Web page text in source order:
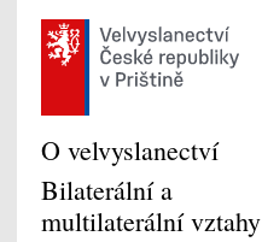
O velvyslanectví
Bilaterální a
multilaterální vztahy